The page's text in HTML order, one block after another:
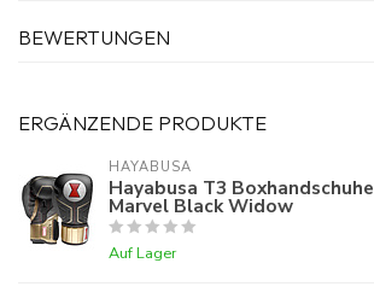
BEWERTUNGEN
ERGÄNZENDE PRODUKTE
HAYABUSA
Hayabusa T3 Boxhandschuhe
Marvel Black Widow
Auf Lager